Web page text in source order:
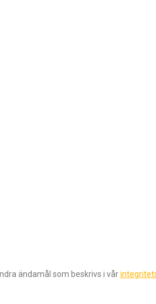
ändamål som beskrivs i vår